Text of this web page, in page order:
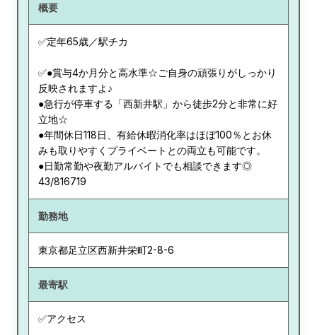
概要
✅定年65歳／駅チカ
✅●賞与4か月分と高水準☆ご自身の頑張りがしっかり
反映されますよ♪
●急行が停車する「西新井駅」から徒歩2分と非常に好
立地☆
●年間休日118日、有給休暇消化率はほぼ100％とお休
みも取りやすくプライベートとの両立も可能です。
●日勤常勤や夜勤アルバイトでも相談できます◎
43/816719
勤務地
東京都足立区西新井栄町2-8-6
最寄駅
✅アクセス